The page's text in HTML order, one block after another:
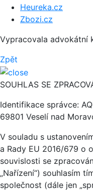
Heureka.cz
Zbozi.cz
Vypracovala advokátní
Zpět
SOUHLAS SE
Identifikace správce:
69801 Veselí nad
V souladu s
a Rady EU 2016/679 o
souvislosti se
„Nařízení“) souhlasím
společnost (dále jen